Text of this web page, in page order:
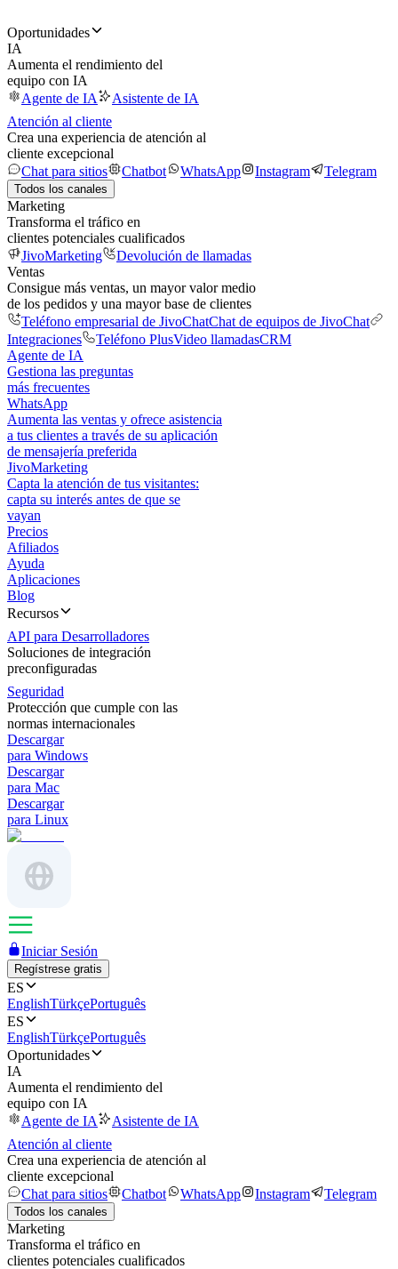
Oportunidades
IA
Aumenta el rendimiento del
equipo con IA
Agente de IA
Asistente de IA
Atención al cliente
Crea una experiencia de atención al
cliente excepcional
Chat para sitios
Chatbot WhatsApp Instagram Telegram
Todos los canales
Marketing
Transforma el tráfico en
clientes potenciales cualificados
JivoMarketing
Devolución de llamadas
Ventas
Consigue más ventas, un mayor valor medio
de los pedidos y una mayor base de clientes
Teléfono empresarial de JivoChatChat de equipos de JivoChat
Integraciones
Teléfono PlusVideo llamadasCRM
Agente de IA
Gestiona las preguntas
más frecuentes
WhatsApp
Aumenta las ventas y ofrece asistencia
a tus clientes a través de su aplicación
de mensajería preferida
JivoMarketing
Capta la atención de tus visitantes:
capta su interés antes de que se
vayan
Precios
Afiliados
Ayuda
Aplicaciones
Blog
Recursos
API para Desarrolladores
Soluciones de integración
preconfiguradas
Seguridad
Protección que cumple con las
normas internacionales
Descargar
para Windows
Descargar
para Mac
Descargar
para Linux
Iniciar Sesión
Regístrese gratis
ES
EnglishTürkçePortuguês
ES
EnglishTürkçePortuguês
Oportunidades
IA
Aumenta el rendimiento del
equipo con IA
Agente de IA
Asistente de IA
Atención al cliente
Crea una experiencia de atención al
cliente excepcional
Chat para sitios
Chatbot WhatsApp Instagram Telegram
Todos los canales
Marketing
Transforma el tráfico en
clientes potenciales cualificados